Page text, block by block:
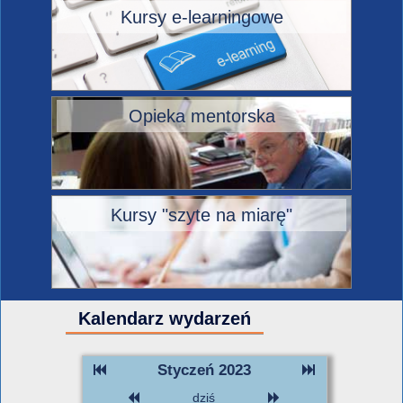
Kursy e-learningowe
Opieka mentorska
Kursy "szyte na miarę"
Kalendarz wydarzeń
Styczeń 2023
dziś